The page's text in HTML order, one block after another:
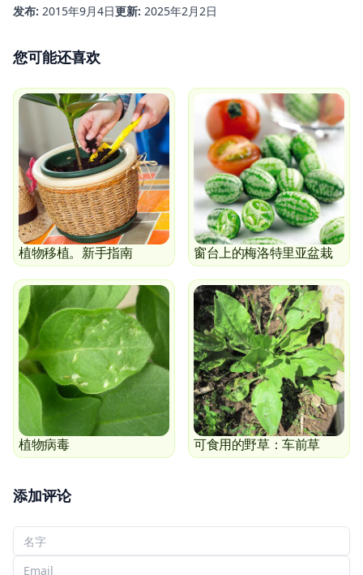
发布: 2015年9月4日更新: 2025年2月2日
您可能还喜欢
植物移植。新手指南 窗台上的梅洛特里亚盆栽
植物病毒 可食用的野草：车前草
添加评论
您的名字
您的电子邮件